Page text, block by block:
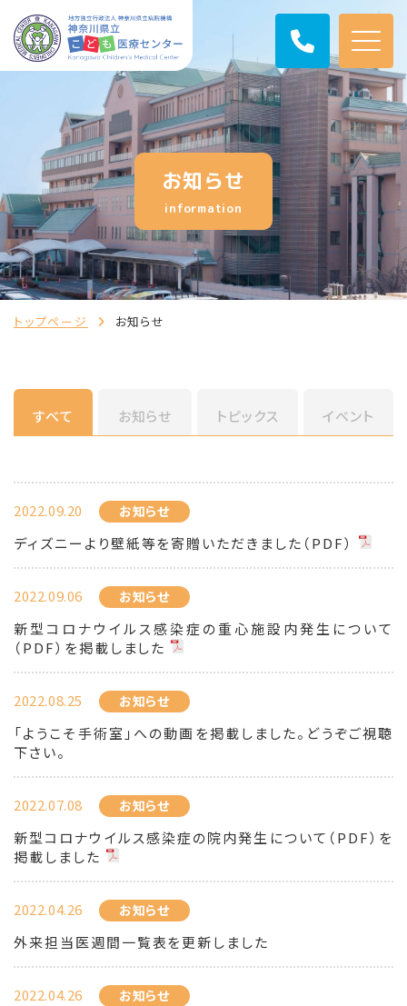
お知らせ
information
トップページ お知らせ
すべて お知らせ トピックス イベント
2022.09.20 お知らせ
ディズニーより壁紙等を寄贈いただきました（PDF）
2022.09.06 お知らせ
新型コロナウイルス感染症の重心施設内発生について
（PDF）を掲載しました
2022.08.25 お知らせ
「ようこそ手術室」への動画を掲載しました。どうぞご視聴
下さい。
2022.07.08 お知らせ
新型コロナウイルス感染症の院内発生について（PDF）を
掲載しました
2022.04.26 お知らせ
外来担当医週間一覧表を更新しました
2022.04.26 お知らせ